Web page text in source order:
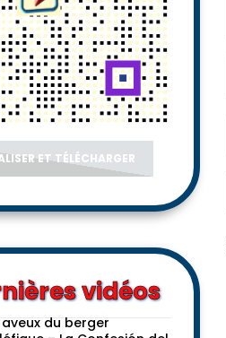
ET TÉLÉCHARGER
vidéos
aveux du berger